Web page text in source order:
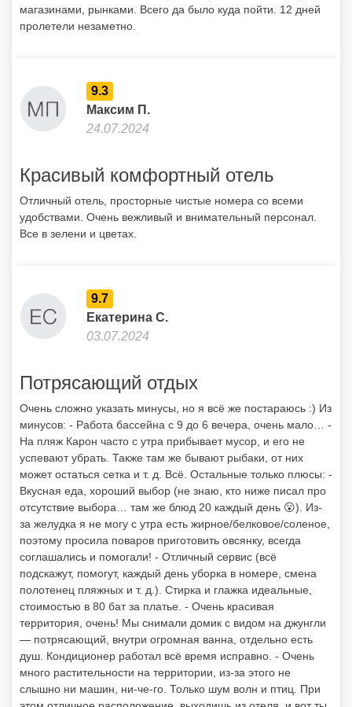
магазинами, рынками. Всего да было куда пойти. 12 дней
пролетели незаметно.
9.3
Максим П.
24.07.2024
Красивый комфортный отель
Отличный отель, просторные чистые номера со всеми
удобствами. Очень вежливый и внимательный персонал.
Все в зелени и цветах.
9.7
Екатерина С.
03.07.2024
Потрясающий отдых
Очень сложно указать минусы, но я всё же постараюсь :) Из
минусов: - Работа бассейна с 9 до 6 вечера, очень мало… -
На пляж Карон часто с утра прибывает мусор, и его не
успевают убрать. Также там же бывают рыбаки, от них
может остаться сетка и т. д. Всё. Остальные только плюсы: -
Вкусная еда, хороший выбор (не знаю, кто ниже писал про
отсутствие выбора… там же блюд 20 каждый день 😮). Из-
за желудка я не могу с утра есть жирное/белковое/соленое,
поэтому просила поваров приготовить овсянку, всегда
соглашались и помогали! - Отличный сервис (всё
подскажут, помогут, каждый день уборка в номере, смена
полотенец пляжных и т. д.). Стирка и глажка идеальные,
стоимостью в 80 бат за платье. - Очень красивая
территория, очень! Мы снимали домик с видом на джунгли
— потрясающий, внутри огромная ванна, отдельно есть
душ. Кондиционер работал всё время исправно. - Очень
много растительности на территории, из-за этого не
слышно ни машин, ни-че-го. Только шум волн и птиц. При